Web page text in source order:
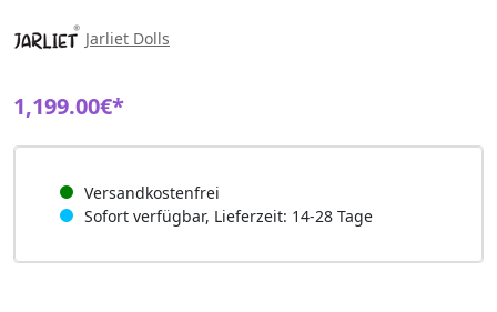
Jarliet Dolls
1,199.00€*
Versandkostenfrei
Sofort verfügbar, Lieferzeit: 14-28 Tage